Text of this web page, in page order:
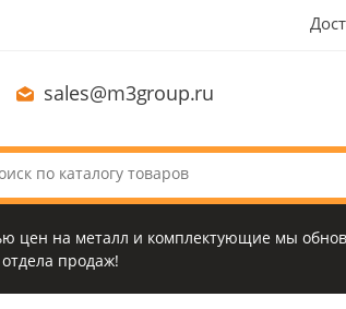
sales@m3group.ru
цен на металл и комплектующие мы
продаж!